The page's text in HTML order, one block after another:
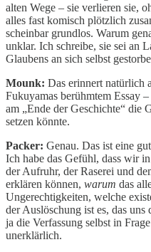
alten Wege – sie verlieren sie,
alles fast komisch plötzlich
scheinbar grundlos. Warum
unklar. Ich schreibe, sie sei an
Glaubens an sich selbst
Mounk: Das erinnert natürlich
Fukuyamas berühmtem Essay
am „Ende der Geschichte“ die
setzen könnte.
Packer: Genau. Das ist eine
Ich habe das Gefühl, dass wir
der Aufruhr, der Raserei und
erklären können, warum das
Ungerechtigkeiten, welche
der Auslöschung ist es, das
ja die Verfassung selbst in
unerklärlich.